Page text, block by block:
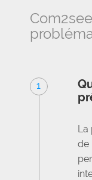
1
La
de